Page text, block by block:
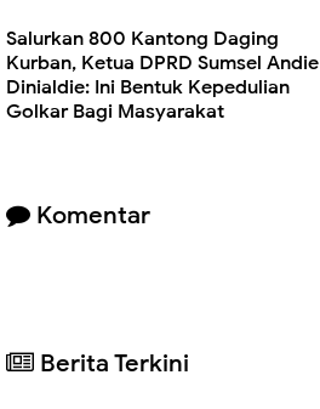
Salurkan 800 Kantong Daging
Kurban, Ketua DPRD Sumsel Andie
Dinialdie: Ini Bentuk Kepedulian
Golkar Bagi Masyarakat
Komentar
Berita Terkini